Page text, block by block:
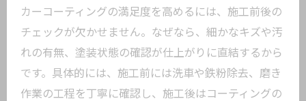
カーコーティングの満足度を高めるには、施工前後の
チェックが欠かせません。なぜなら、細かなキズや汚
れの有無、塗装状態の確認が仕上がりに直結するから
です。具体的には、施工前には洗車や鉄粉除去、磨き
作業の工程を丁寧に確認し、施工後はコーティングの